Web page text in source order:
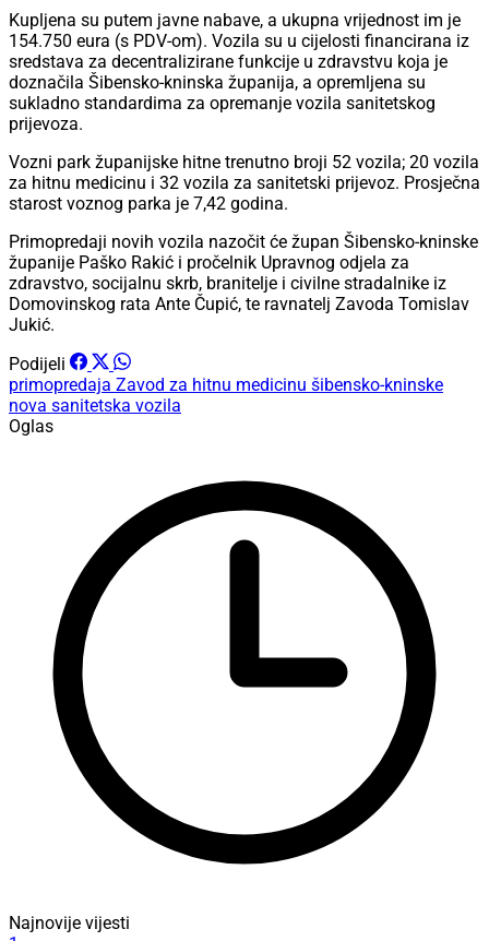
Kupljena su putem javne nabave, a ukupna vrijednost im je
154.750 eura (s PDV-om). Vozila su u cijelosti financirana iz
sredstava za decentralizirane funkcije u zdravstvu koja je
doznačila Šibensko-kninska županija, a opremljena su
sukladno standardima za opremanje vozila sanitetskog
prijevoza.
Vozni park županijske hitne trenutno broji 52 vozila; 20 vozila
za hitnu medicinu i 32 vozila za sanitetski prijevoz. Prosječna
starost voznog parka je 7,42 godina.
Primopredaji novih vozila nazočit će župan Šibensko-kninske
županije Paško Rakić i pročelnik Upravnog odjela za
zdravstvo, socijalnu skrb, branitelje i civilne stradalnike iz
Domovinskog rata Ante Čupić, te ravnatelj Zavoda Tomislav
Jukić.
Podijeli
primopredaja Zavod za hitnu medicinu šibensko-kninske
nova sanitetska vozila
Oglas
Najnovije vijesti